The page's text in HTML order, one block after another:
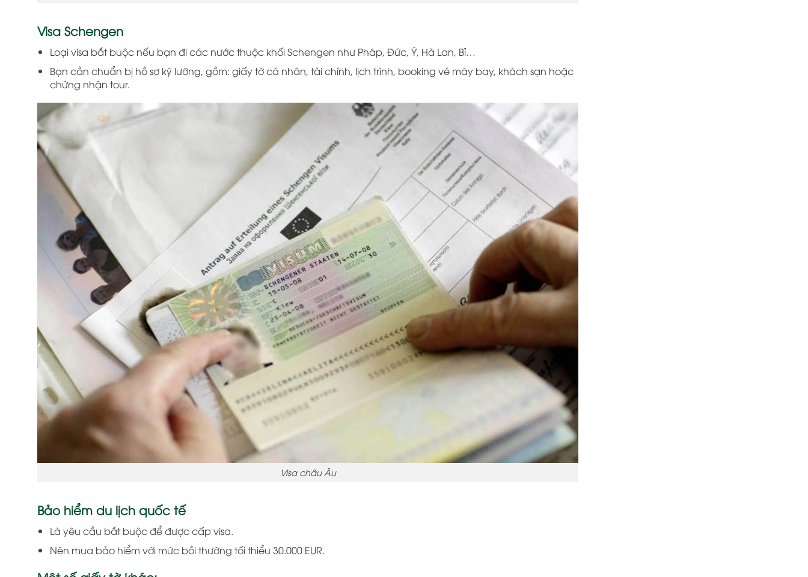
Visa Schengen
Loại visa bắt buộc nếu bạn đi các nước thuộc khối Schengen như Pháp, Đức, Ý, Hà Lan, Bỉ…
Bạn cần chuẩn bị hồ sơ kỹ lưỡng, gồm: giấy tờ cá nhân, tài chính, lịch trình, booking vé máy bay, khách sạn hoặc
chứng nhận tour.
Visa châu Âu
Bảo hiểm du lịch quốc tế
Là yêu cầu bắt buộc để được cấp visa.
Nên mua bảo hiểm với mức bồi thường tối thiểu 30.000 EUR.